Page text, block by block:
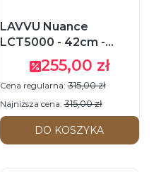
LAVVU Nuance
LCT5000 - 42cm -
SREBRNY - Zegar
ścienny
Cena promocyjna
255,00 zł
Cena regularna: 315,00 zł
Najniższa cena: 315,00 zł
DO KOSZYKA